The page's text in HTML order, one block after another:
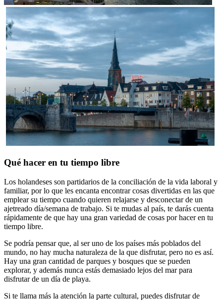
Qué hacer en tu tiempo libre
Los holandeses son partidarios de la conciliación de la vida laboral y
familiar, por lo que les encanta encontrar cosas divertidas en las que
emplear su tiempo cuando quieren relajarse y desconectar de un
ajetreado día/semana de trabajo. Si te mudas al país, te darás cuenta
rápidamente de que hay una gran variedad de cosas por hacer en tu
tiempo libre.
Se podría pensar que, al ser uno de los países más poblados del
mundo, no hay mucha naturaleza de la que disfrutar, pero no es así.
Hay una gran cantidad de parques y bosques que se pueden
explorar, y además nunca estás demasiado lejos del mar para
disfrutar de un día de playa.
Si te llama más la atención la parte cultural, puedes disfrutar de